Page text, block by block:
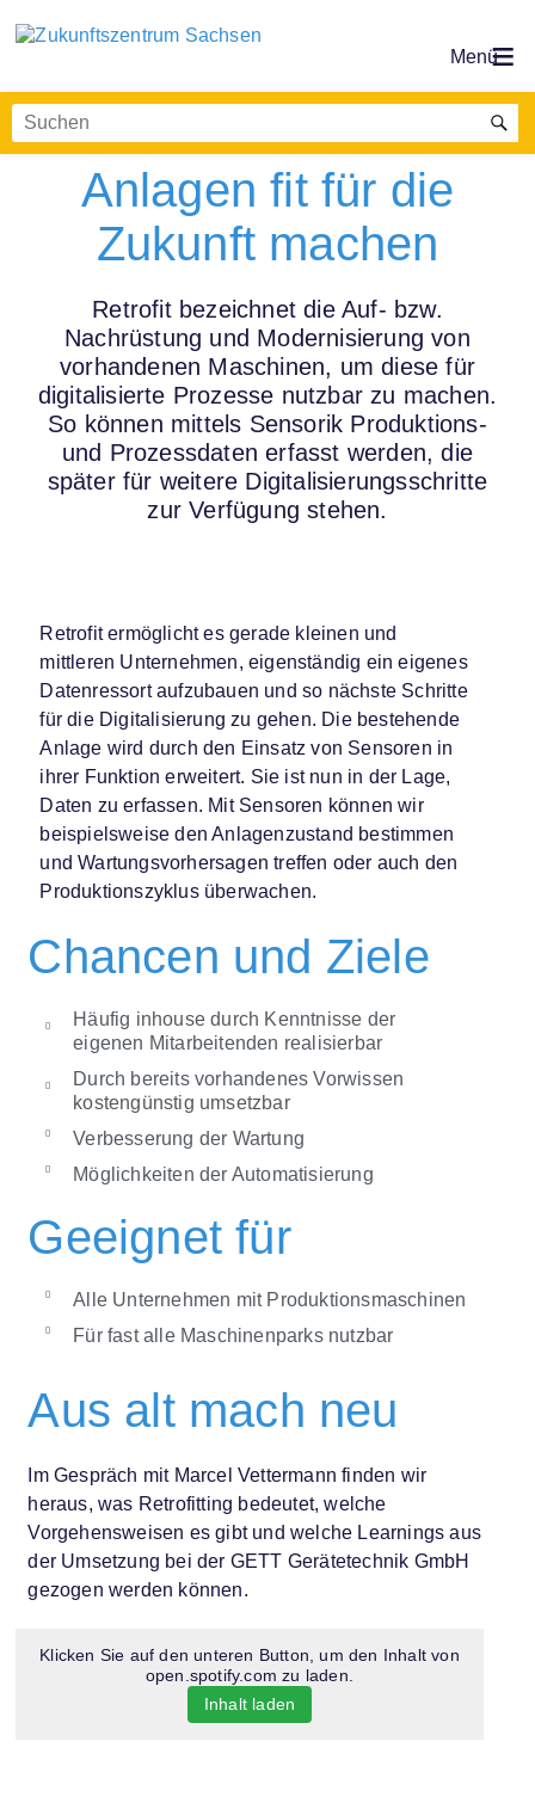
Retrofit – Bestehende
Anlagen fit für die
Zukunft machen
Retrofit bezeichnet die Auf- bzw.
Nachrüstung und Modernisierung von
vorhandenen Maschinen, um diese für
digitalisierte Prozesse nutzbar zu machen.
So können mittels Sensorik Produktions-
und Prozessdaten erfasst werden, die
später für weitere Digitalisierungsschritte
zur Verfügung stehen.
Retrofit ermöglicht es gerade kleinen und
mittleren Unternehmen, eigenständig ein eigenes
Datenressort aufzubauen und so nächste Schritte
für die Digitalisierung zu gehen. Die bestehende
Anlage wird durch den Einsatz von Sensoren in
ihrer Funktion erweitert. Sie ist nun in der Lage,
Daten zu erfassen. Mit Sensoren können wir
beispielsweise den Anlagenzustand bestimmen
und Wartungsvorhersagen treffen oder auch den
Produktionszyklus überwachen.
Chancen und Ziele
Häufig inhouse durch Kenntnisse der
eigenen Mitarbeitenden realisierbar
Durch bereits vorhandenes Vorwissen
kostengünstig umsetzbar
Verbesserung der Wartung
Möglichkeiten der Automatisierung
Geeignet für
Alle Unternehmen mit Produktionsmaschinen
Für fast alle Maschinenparks nutzbar
Aus alt mach neu
Im Gespräch mit Marcel Vettermann finden wir
heraus, was Retrofitting bedeutet, welche
Vorgehensweisen es gibt und welche Learnings aus
der Umsetzung bei der GETT Gerätetechnik GmbH
gezogen werden können.
Klicken Sie auf den unteren Button, um den Inhalt von
open.spotify.com zu laden.
Inhalt laden